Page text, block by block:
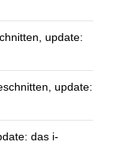
update:
update:
das i-